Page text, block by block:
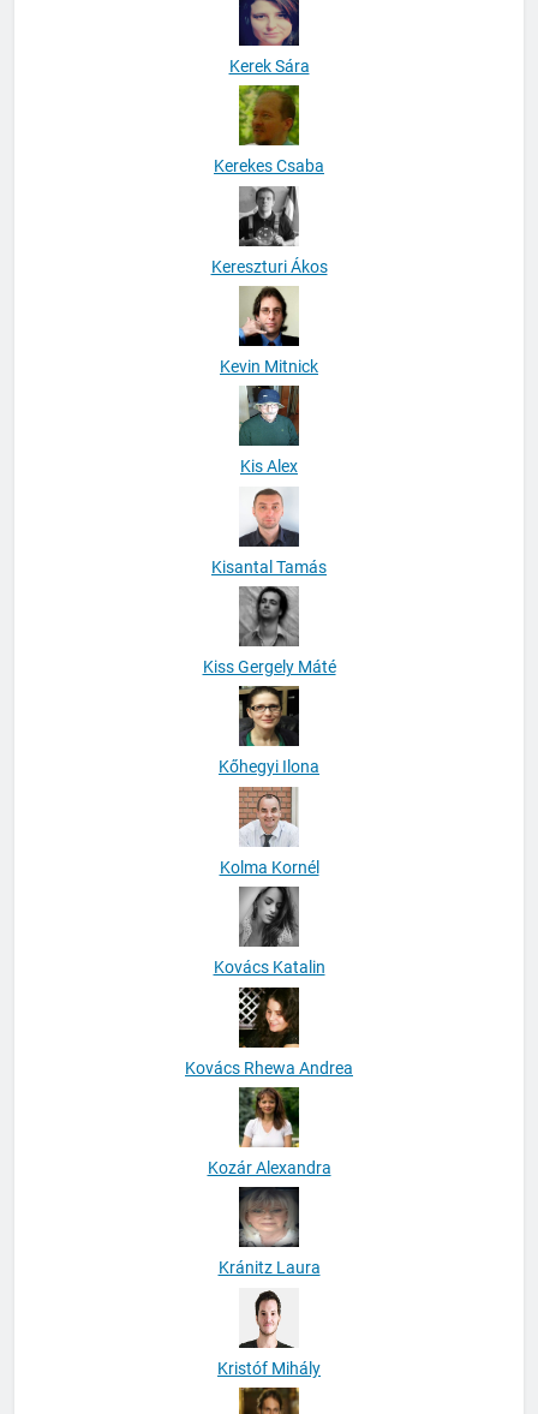
Kerek Sára
Kerekes Csaba
Kereszturi Ákos
Kevin Mitnick
Kis Alex
Kisantal Tamás
Kiss Gergely Máté
Kőhegyi Ilona
Kolma Kornél
Kovács Katalin
Kovács Rhewa Andrea
Kozár Alexandra
Kránitz Laura
Kristóf Mihály